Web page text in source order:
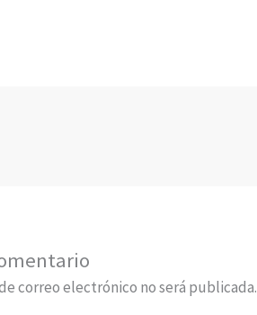
correo electrónico no será publicada.